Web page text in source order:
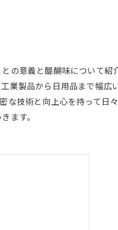
の意義と醍醐味について紹
業製品から日用品まで幅広
な技術と向上心を持って日
ます。